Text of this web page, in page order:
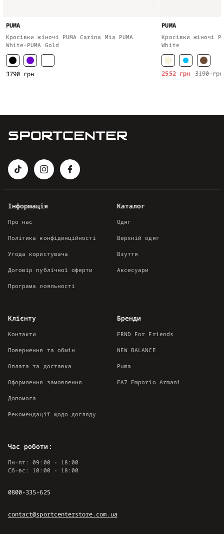
PUMA
Кросівки жіночі PUMA Carina Mia PUMA
White-PUMA Gold
3790 грн
PUMA
Кросівки жіночі
White
3190 грн
2552 грн
Каталог
Одяг
Верхній одяг
Взуття
Аксесуари
Інформація
Про нас
Політика конфіденційності
Угода користувача
Договір публічної оферти
Програма лояльності
Клієнту
Контакти
Повернення та обмін
Оплата та доставка
Оформлення замовлення
Допомога
Рекомендації щодо догляду
Бренди
FRND For Friends
NEW BALANCE
Puma
EA7 Emporio Armani
Час роботи:
Пн-пт: 09:00 - 18:00
Сб-вс: 10:00 - 18:00
0800-335-625
contact@sportcenterstore.com.ua